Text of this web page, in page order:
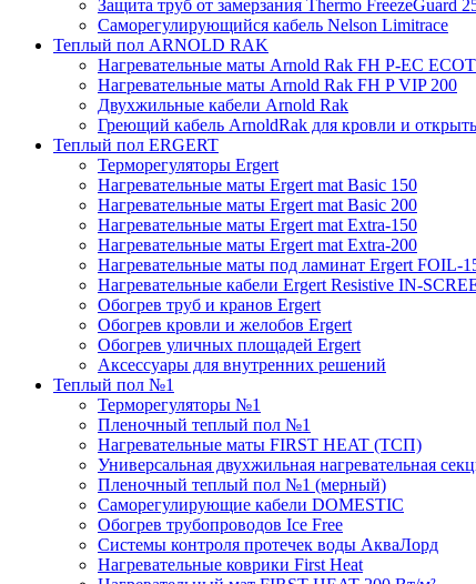
Защита труб от замерзания Thermo FreezeGuard
Саморегулирующийся кабель Nelson Limitrace
Теплый пол ARNOLD RAK
Нагревательные маты Arnold Rak FH P-EC
Нагревательные маты Arnold Rak FH P VIP 200
Двухжильные кабели Arnold Rak
Греющий кабель ArnoldRak для кровли и
Теплый пол ERGERT
Терморегуляторы Ergert
Нагревательные маты Ergert mat Basic 150
Нагревательные маты Ergert mat Basic 200
Нагревательные маты Ergert mat Extra-150
Нагревательные маты Ergert mat Extra-200
Нагревательные маты под ламинат Ergert FOIL-
Нагревательные кабели Ergert Resistive IN-
Обогрев труб и кранов Ergert
Обогрев кровли и желобов Ergert
Обогрев уличных площадей Ergert
Аксессуары для внутренних решений
Теплый пол №1
Терморегуляторы №1
Пленочный теплый пол №1
Нагревательные маты FIRST HEAT (ТСП)
Универсальная двухжильная нагревательная
Пленочный теплый пол №1 (мерный)
Саморегулирующие кабели DOMESTIC
Обогрев трубопроводов Ice Free
Системы контроля протечек воды АкваЛорд
Нагревательные коврики First Heat